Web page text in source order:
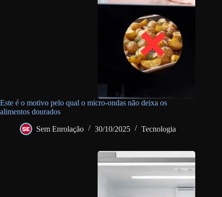
Este é o motivo pelo qual o micro-ondas não deixa os
alimentos dourados
Sem Enrolação 30/10/2025 Tecnologia